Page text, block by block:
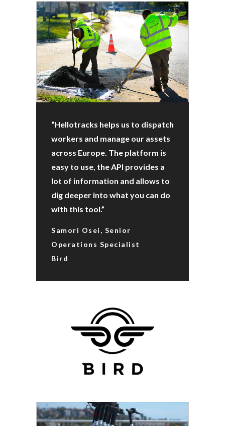
“Hellotracks helps us to dispatch
workers and manage our assets
across Europe. The platform is
easy to use, the API provides a
lot of information and allows to
dig deeper into what you can do
with this tool.”
Samori Osei, Senior
Operations Specialist
Bird